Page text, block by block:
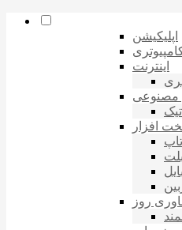
اپلیکیشن
اینترنت
افزار
روز